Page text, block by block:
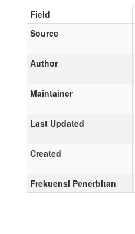
Field
Source
Author
Maintainer
Last Updated
Created
Frekuensi Penerbitan